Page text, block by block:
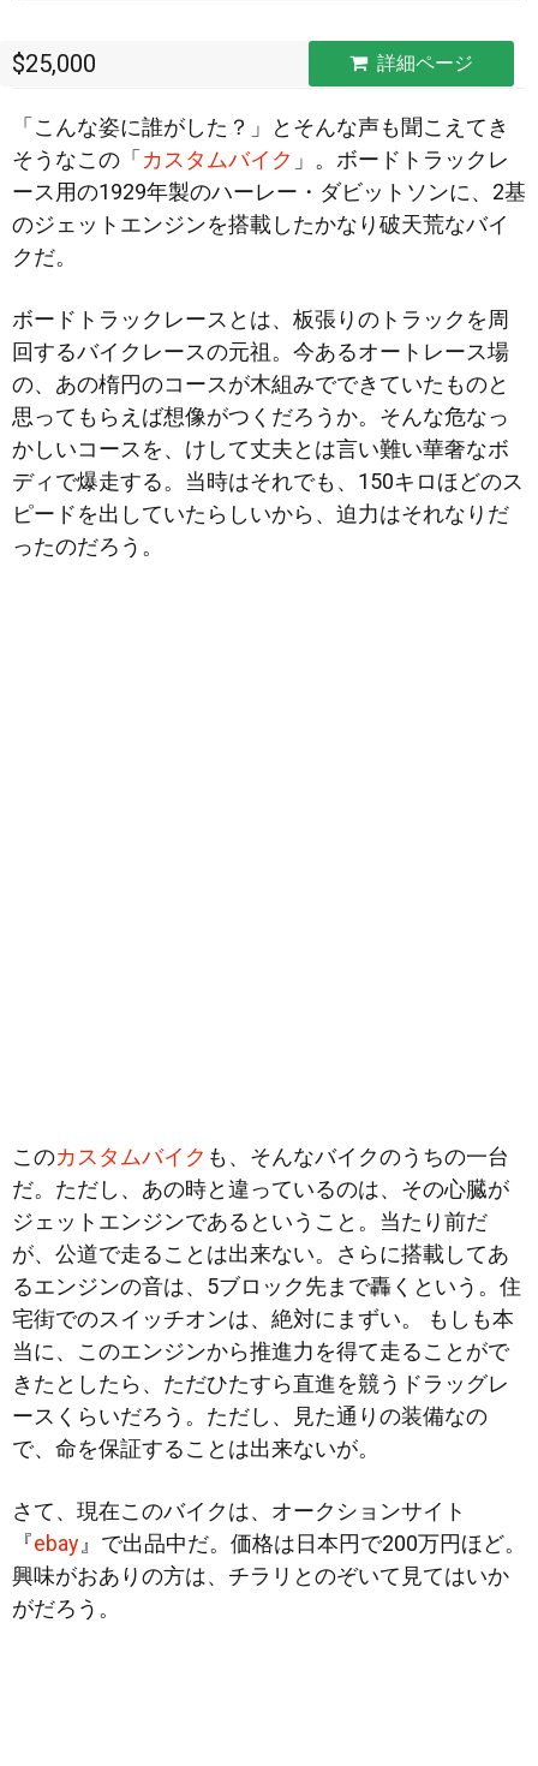
$25,000 詳細ページ
「こんな姿に誰がした？」とそんな声も聞こえてき
そうなこの「カスタムバイク 」。ボードトラックレ
ース用の1929年製のハーレー・ダビットソンに、2基
のジェットエンジンを搭載したかなり破天荒なバイ
クだ。
ボードトラックレースとは、板張りのトラック を周
回するバイクレースの元祖。今あるオートレース場
の、あの楕円のコースが木組みでできていたものと
思ってもらえば想像がつくだろうか。そんな危なっ
かしいコースを、けして丈夫とは言い難い華奢なボ
ディで爆走する。当時はそれでも、150キロほどのス
ピードを出していたらしいから、迫力はそれなりだ
ったのだろう。
このカスタムバイク も、そんなバイクのうちの一台
だ。ただし、あの時と違っているのは、その心臓が
ジェットエンジンであるということ。当たり前だ
が、公道で走ることは出来ない。さらに搭載してあ
るエンジンの音は、5ブロック先まで轟くという。住
宅街でのスイッチオンは、絶対にまずい。 もしも本
当に、このエンジンから推進力を得て走ることがで
きたとしたら、ただひたすら直進を競うドラッグレ
ースくらいだろう。ただし、見た通りの装備なの
で、命を保証することは出来ないが。
さて、現在このバイクは、オークションサイト
『ebay 』で出品中だ。価格は日本円で200万円ほど。
興味がおありの方は、チラリとのぞいて見てはいか
がだろう。